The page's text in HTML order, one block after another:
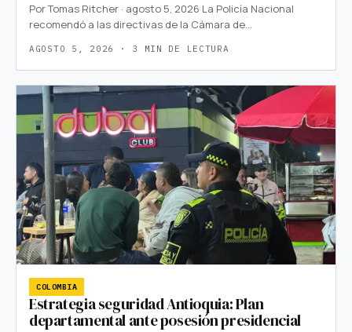
Por Tomas Ritcher · agosto 5, 2026 La Policía Nacional
recomendó a las directivas de la Cámara de…
AGOSTO 5, 2026 · 3 MIN DE LECTURA
COLOMBIA
Estrategia seguridad Antioquia: Plan
departamental ante posesión presidencial